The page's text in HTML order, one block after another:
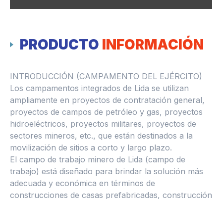
PRODUCTO INFORMACIÓN
INTRODUCCIÓN (CAMPAMENTO DEL EJÉRCITO)
Los campamentos integrados de Lida se utilizan
ampliamente en proyectos de contratación general,
proyectos de campos de petróleo y gas, proyectos
hidroeléctricos, proyectos militares, proyectos de
sectores mineros, etc., que están destinados a la
movilización de sitios a corto y largo plazo.
El campo de trabajo minero de Lida (campo de
trabajo) está diseñado para brindar la solución más
adecuada y económica en términos de
construcciones de casas prefabricadas, construcción